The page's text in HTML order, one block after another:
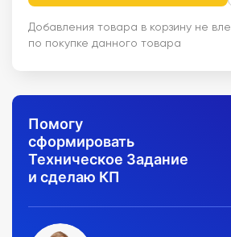
Добавления товара в корзину не
по покупке данного товара
Помогу
сформировать
Техническое Задание
и сделаю КП